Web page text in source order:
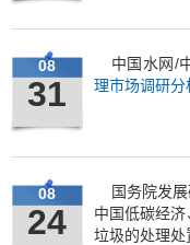
08
31
中国水网/
理市场调研分
08
24
国务院发
中国低碳经
垃圾的处理处